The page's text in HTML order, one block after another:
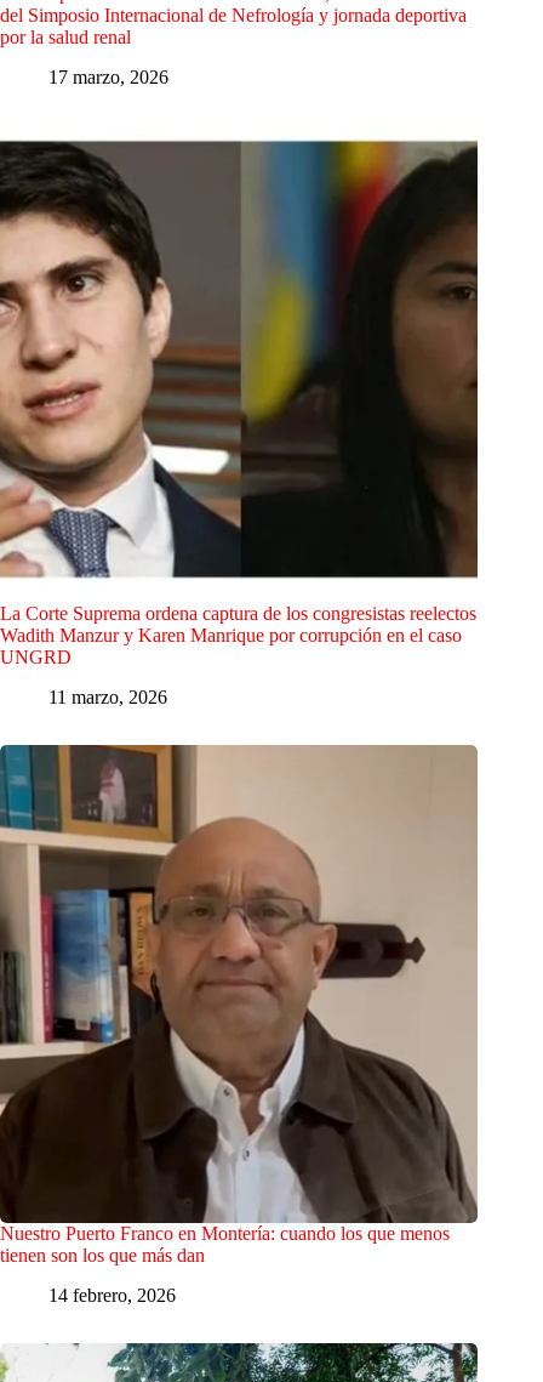
del Simposio Internacional de Nefrología y jornada deportiva
por la salud renal
17 marzo, 2026
La Corte Suprema ordena captura de los congresistas reelectos
Wadith Manzur y Karen Manrique por corrupción en el caso
UNGRD
11 marzo, 2026
Nuestro Puerto Franco en Montería: cuando los que menos
tienen son los que más dan
14 febrero, 2026